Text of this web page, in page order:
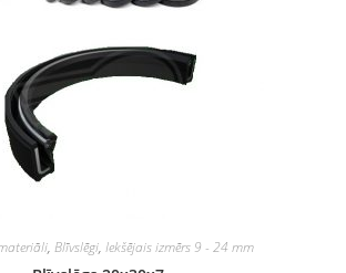
, Blīvslēgi, Iekšējais izmērs 9 - 24 mm